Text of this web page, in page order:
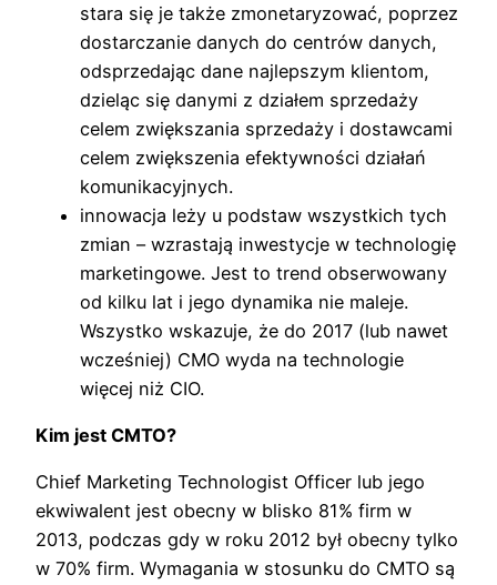
stara się je także zmonetaryzować, poprzez
dostarczanie danych do centrów danych,
odsprzedając dane najlepszym klientom,
dzieląc się danymi z działem sprzedaży
celem zwiększania sprzedaży i dostawcami
celem zwiększenia efektywności działań
komunikacyjnych.
innowacja leży u podstaw wszystkich tych
zmian – wzrastają inwestycje w technologię
marketingowe. Jest to trend obserwowany
od kilku lat i jego dynamika nie maleje.
Wszystko wskazuje, że do 2017 (lub nawet
wcześniej) CMO wyda na technologie
więcej niż CIO.
Kim jest CMTO?
Chief Marketing Technologist Officer lub jego
ekwiwalent jest obecny w blisko 81% firm w
2013, podczas gdy w roku 2012 był obecny tylko
w 70% firm. Wymagania w stosunku do CMTO są